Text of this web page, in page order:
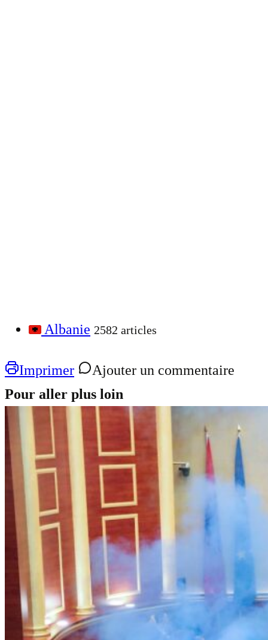
Albanie 2582 articles
Imprimer
Ajouter un commentaire
Pour aller plus loin